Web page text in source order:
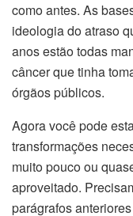
como antes. As
ideologia do atraso
anos estão todas
câncer que tinha
órgãos públicos.
Agora você pode
transformações
muito pouco ou
aproveitado.
parágrafos